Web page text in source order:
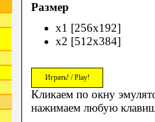
Размер
x1 [256x192]
x2 [512x384]
Играть! / Play!
Кликаем по окну
нажимаем любую